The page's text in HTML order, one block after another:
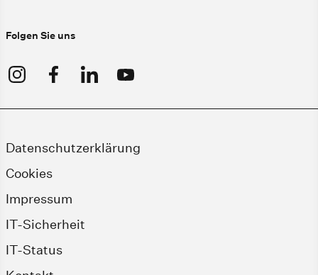
Folgen Sie uns
Datenschutzerklärung
Cookies
Impressum
IT-Sicherheit
IT-Status